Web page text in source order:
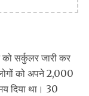
सर्कुलर जारी कर
को अपने 2,000
दिया था। 30